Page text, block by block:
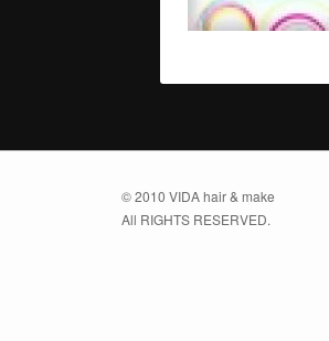
© 2010 VIDA hair & make
All RIGHTS RESERVED.